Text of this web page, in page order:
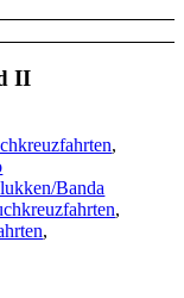
II
,
Banda
,
,